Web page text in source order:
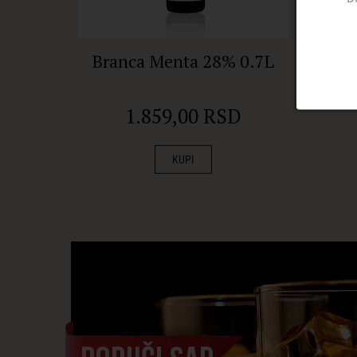
Branca Menta 28% 0.7L
1.859,00 RSD
KUPI